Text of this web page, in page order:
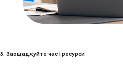
3. Заощаджуйте час і ресурси